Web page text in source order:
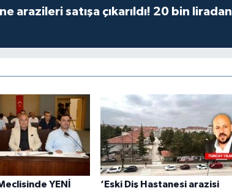
arazileri satışa çıkarıldı! 20 bin liradan
YENİ ‘Eski Diş Hastanesi arazisi